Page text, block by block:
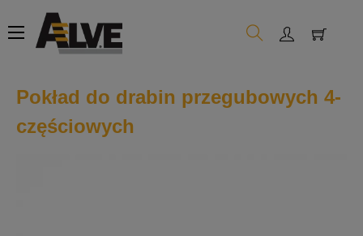
Toggle
navigation
☰
Pokład do drabin przegubowych 4-
częściowych